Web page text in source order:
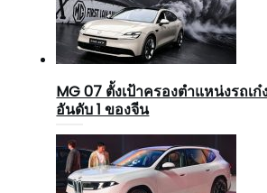
MG 07 ตั้งเป้าครองตำแหน่งรถเ
อันดับ 1 ของจีน